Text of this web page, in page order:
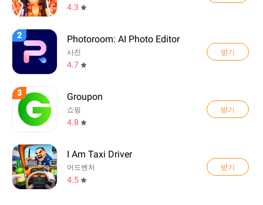
4.3
2 Photoroom: AI Photo Editor
사진
4.7
받기
3 Groupon
쇼핑
4.8
받기
I Am Taxi Driver
어드벤처
4.5
받기